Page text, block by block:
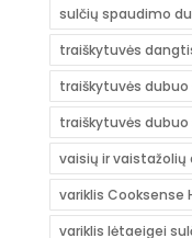
sulčių spaudimo
traiškytuvės
traiškytuvės dubuo
traiškytuvės
vaisių ir vaistažolių
variklis Cooksense
variklis lėtaeigei